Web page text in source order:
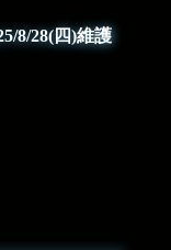
8/28(四)維護